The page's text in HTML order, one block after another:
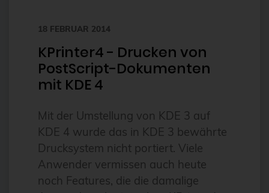
Alpin
Alternativen
Amazon FSx
Ansible
Ansible Community Proxmox
Ansible-Modul
AnsibleFest
18 FEBRUAR 2014
KPrinter4 - Drucken von
PostScript-Dokumenten
mit KDE 4
Mit der Umstellung von KDE 3 auf
KDE 4 wurde das in KDE 3 bewährte
Drucksystem nicht portiert. Viele
Anwender vermissen auch heute
noch Features, die die damalige